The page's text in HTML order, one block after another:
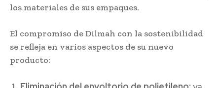
los materiales de sus empaques.
El compromiso de Dilmah con la sostenibilidad
se refleja en varios aspectos de su nuevo
producto: